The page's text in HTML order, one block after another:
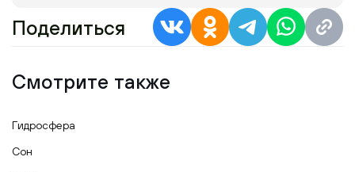
Поделиться
Смотрите также
Гидросфера
Сон